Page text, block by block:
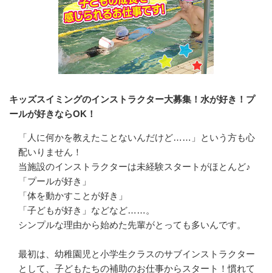
キッズスイミングのインストラクター大募集！水が好き！プ
ールが好きならOK！
「人に何かを教えたことないんだけど……」という方も心
配いりません！
当施設のインストラクターは未経験スタートがほとんど♪
「プールが好き」
「体を動かすことが好き」
「子どもが好き」などなど……。
シンプルな理由から始めた先輩がとっても多いんです。
最初は、幼稚園児と小学生クラスのサブインストラクター
として、子どもたちの補助のお仕事からスタート！慣れて